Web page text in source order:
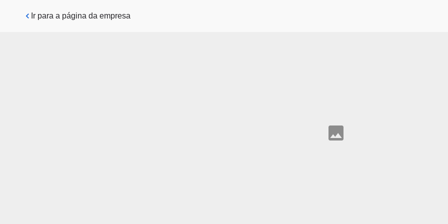
Pular para o conteúdo principal
Ir para a página da empresa